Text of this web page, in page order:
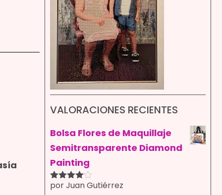
VALORACIONES RECIENTES
Bolsa Flores de Maquillaje
Semitransparente Diamond
Painting
Valorado
por Juan Gutiérrez